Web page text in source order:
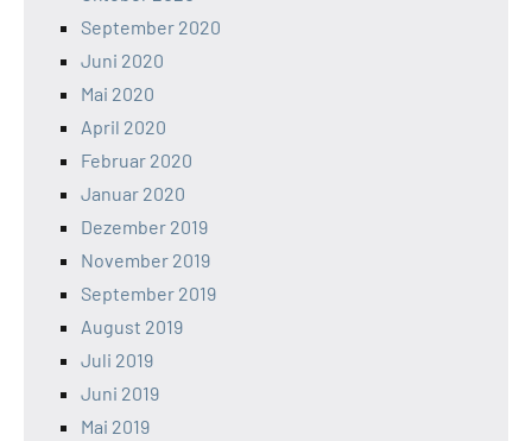
September 2020
Juni 2020
Mai 2020
April 2020
Februar 2020
Januar 2020
Dezember 2019
November 2019
September 2019
August 2019
Juli 2019
Juni 2019
Mai 2019